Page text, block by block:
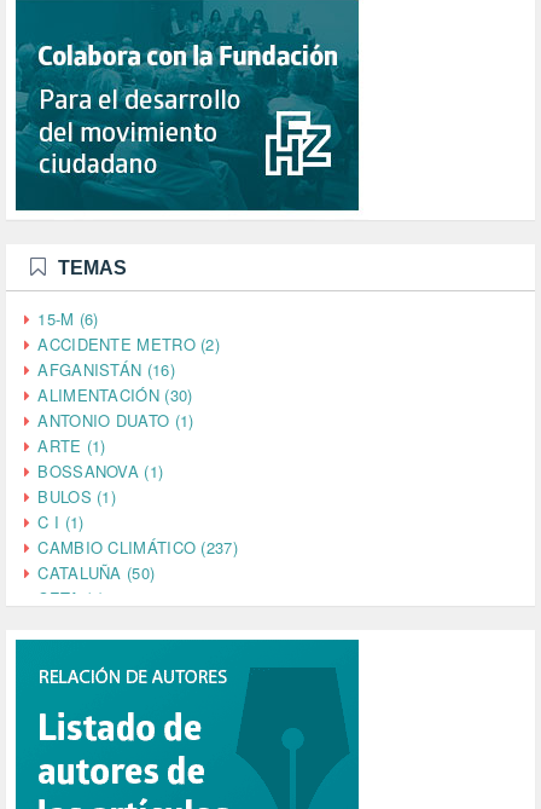
TEMAS
15-M (6)
ACCIDENTE METRO (2)
AFGANISTÁN (16)
ALIMENTACIÓN (30)
ANTONIO DUATO (1)
ARTE (1)
BOSSANOVA (1)
BULOS (1)
C I (1)
CAMBIO CLIMÁTICO (237)
CATALUÑA (50)
CETA (2)
CINE (35)
COMPROMISO (2)
CONFERENCIA (1)
CONSUMO (1)
CORONAVIRUS (155)